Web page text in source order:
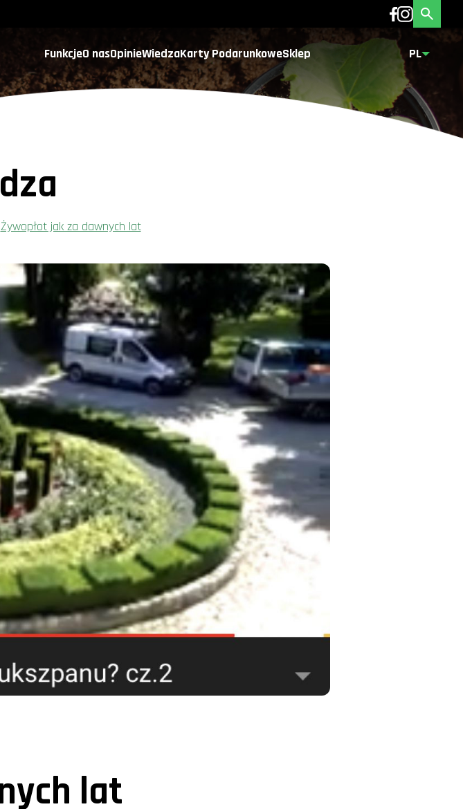
FunkcjeO nasOpinieWiedzaKarty PodarunkoweSklep PL
Żywopłot jak za dawnych lat
lat